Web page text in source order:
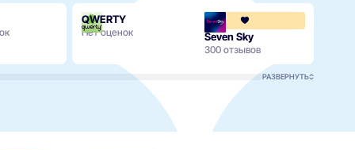
QWERTY
Нет оценок Seven Sky
300 отзывов
РАЗВЕРНУТЬ